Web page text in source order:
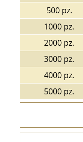
500 pz.
1000 pz.
2000 pz.
3000 pz.
4000 pz.
5000 pz.